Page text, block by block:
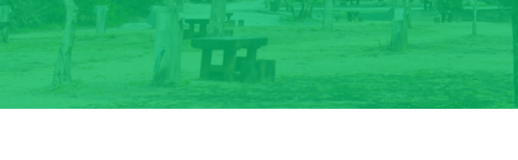
ライフステージ
結婚・離婚 妊娠・出産